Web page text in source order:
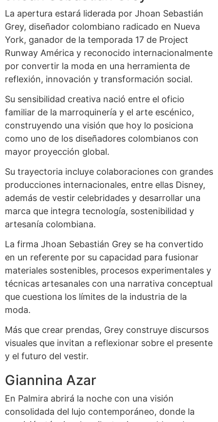
La apertura estará liderada por Jhoan Sebastián
Grey, diseñador colombiano radicado en Nueva
York, ganador de la temporada 17 de Project
Runway América y reconocido internacionalmente
por convertir la moda en una herramienta de
reflexión, innovación y transformación social.
Su sensibilidad creativa nació entre el oficio
familiar de la marroquinería y el arte escénico,
construyendo una visión que hoy lo posiciona
como uno de los diseñadores colombianos con
mayor proyección global.
Su trayectoria incluye colaboraciones con grandes
producciones internacionales, entre ellas Disney,
además de vestir celebridades y desarrollar una
marca que integra tecnología, sostenibilidad y
artesanía colombiana.
La firma Jhoan Sebastián Grey se ha convertido
en un referente por su capacidad para fusionar
materiales sostenibles, procesos experimentales y
técnicas artesanales con una narrativa conceptual
que cuestiona los límites de la industria de la
moda.
Más que crear prendas, Grey construye discursos
visuales que invitan a reflexionar sobre el presente
y el futuro del vestir.
Giannina Azar
En Palmira abrirá la noche con una visión
consolidada del lujo contemporáneo, donde la